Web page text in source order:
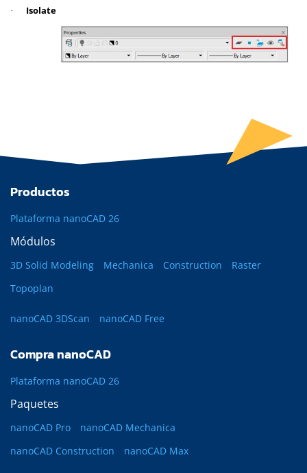
· Isolate
Productos
Plataforma nanoCAD 26
Módulos
3D Solid Modeling Mechanica Construction
Raster
Topoplan
nanoCAD 3DScan nanoCAD Free
Compra nanoCAD
Plataforma nanoCAD 26
Paquetes
nanoCAD Pro
nanoCAD Mechanica
nanoCAD Construction
nanoCAD Max